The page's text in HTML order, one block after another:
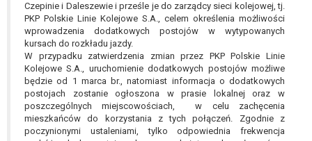
Czepinie i Daleszewie i prześle je do zarządcy sieci kolejowej, tj.
PKP Polskie Linie Kolejowe S.A., celem określenia możliwości
wprowadzenia dodatkowych postojów w wytypowanych
kursach do rozkładu jazdy.
W przypadku zatwierdzenia zmian przez PKP Polskie Linie
Kolejowe S.A., uruchomienie dodatkowych postojów możliwe
będzie od 1 marca br., natomiast informacja o dodatkowych
postojach zostanie ogłoszona w prasie lokalnej oraz w
poszczególnych miejscowościach, w celu zachęcenia
mieszkańców do korzystania z tych połączeń. Zgodnie z
poczynionymi ustaleniami, tylko odpowiednia frekwencja